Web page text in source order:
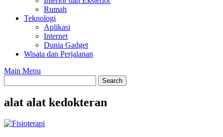
Rumah
Teknologi
Aplikasi
Internet
Dunia Gadget
Wisata dan Perjalanan
Main Menu
alat alat kedokteran